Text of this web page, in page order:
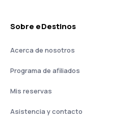
Sobre eDestinos
Acerca de nosotros
Programa de afiliados
Mis reservas
Asistencia y contacto